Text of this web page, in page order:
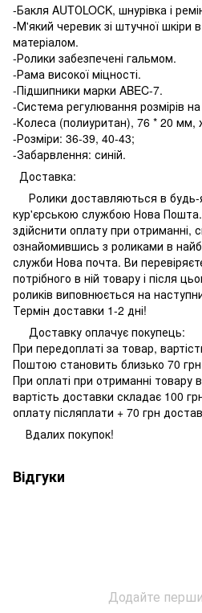
-Бакля AUTОLOCK, шнурівка і
-М'який черевик зі штучної шкіри
матеріалом.
-Ролики забезпечені гальмом.
-Рама високої міцності.
-Підшипники марки ABEC-7.
-Система регулювання розмірів
-Колеса (полиуритан), 76 * 20 мм,
-Розміри: 36-39, 40-43;
-Забарвлення: синій.
Доставка:
Ролики доставляються в будь-
кур'єрською службою Нова
здійснити оплату при отриманні,
ознайомившись з роликами в
служби Нова почта. Ви
потрібного в ній товару і після
роликів виповнюється на
Термін доставки 1-2 дні!
Доставку оплачує покупець:
При передоплаті за товар,
Поштою становить близько 70
При оплаті при отриманні товару
вартість доставки складає 100
оплату післяплати + 70 грн
Вдалих покупок!
Відгуки
Додайте